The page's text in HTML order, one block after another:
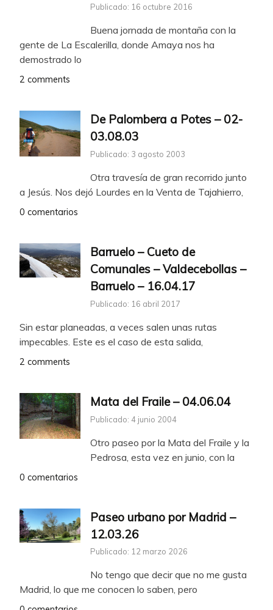
Publicado: 16 octubre 2016
Buena jornada de montaña con la
gente de La Escalerilla, donde Amaya nos ha
demostrado lo
2 comments
De Palombera a Potes – 02-
03.08.03
Publicado: 3 agosto 2003
Otra travesía de gran recorrido junto
a Jesús. Nos dejó Lourdes en la Venta de Tajahierro,
0 comentarios
Barruelo – Cueto de
Comunales – Valdecebollas –
Barruelo – 16.04.17
Publicado: 16 abril 2017
Sin estar planeadas, a veces salen unas rutas
impecables. Este es el caso de esta salida,
2 comments
Mata del Fraile – 04.06.04
Publicado: 4 junio 2004
Otro paseo por la Mata del Fraile y la
Pedrosa, esta vez en junio, con la
0 comentarios
Paseo urbano por Madrid –
12.03.26
Publicado: 12 marzo 2026
No tengo que decir que no me gusta
Madrid, lo que me conocen lo saben, pero